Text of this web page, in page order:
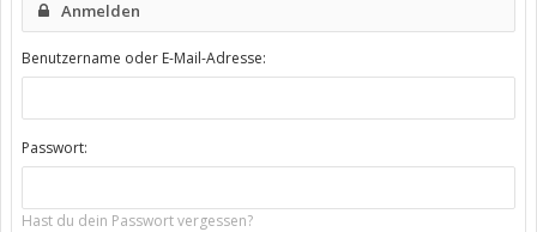
Anmelden
Benutzername oder E-Mail-Adresse:
Passwort:
Hast du dein Passwort vergessen?